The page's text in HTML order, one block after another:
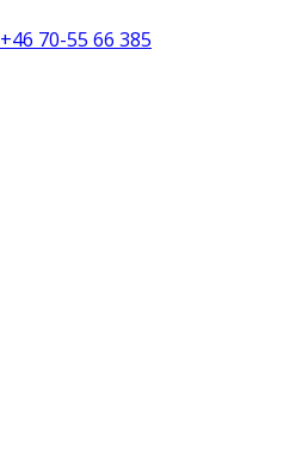
+46 70-55 66 385